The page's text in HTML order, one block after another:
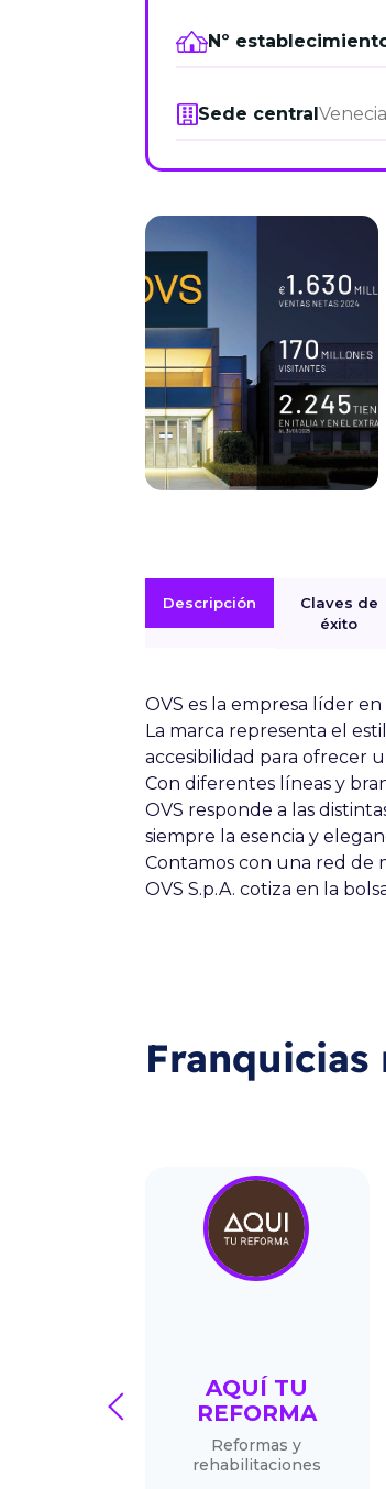
Nº
Sede central Venecia
Descripción
Claves de
éxito
OVS es la empresa líder
La marca representa el
accesibilidad para ofrecer
Con diferentes líneas y
OVS responde a las
siempre la esencia y
Contamos con una red de
OVS S.p.A. cotiza en la
Franquicias
AQUÍ TU
REFORMA
Reformas y
rehabilitaciones
prev